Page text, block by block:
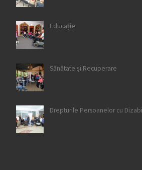
Educație
Sănătate și Recuperare
Drepturile Persoanelor cu